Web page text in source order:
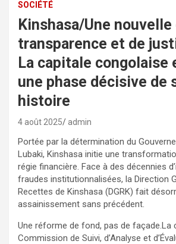
SOCIÉTÉ
Kinshasa/Une nouvelle
transparence et de
La capitale congolaise
une phase décisive de
histoire
4 août 2025 admin
Portée par la détermination du
Lubaki, Kinshasa initie une
régie financière. Face à des décennies
fraudes institutionnalisées, la Direction
Recettes de Kinshasa (DGRK) fait
assainissement sans précédent.
Une réforme de fond, pas de façade.La
Commission de Suivi, d’Analyse et